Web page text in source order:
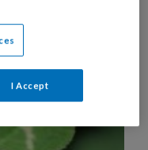
I Accept